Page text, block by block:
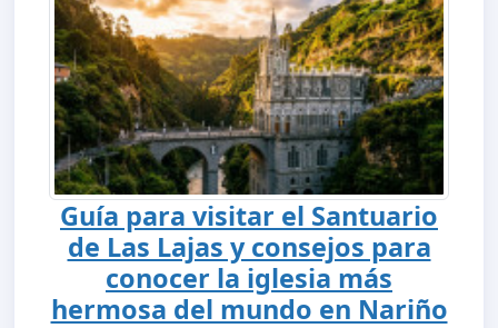
Guía para visitar el Santuario
de Las Lajas y consejos para
conocer la iglesia más
hermosa del mundo en Nariño